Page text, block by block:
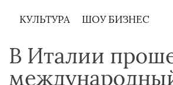
КУЛЬТУРА ШОУ БИЗНЕС
В Италии